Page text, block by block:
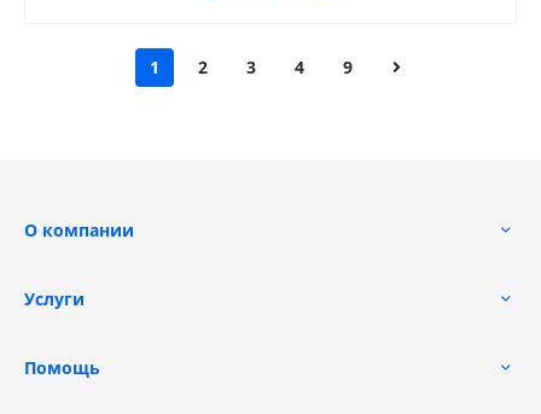
1 2 3 4 9
О компании
Услуги
Помощь